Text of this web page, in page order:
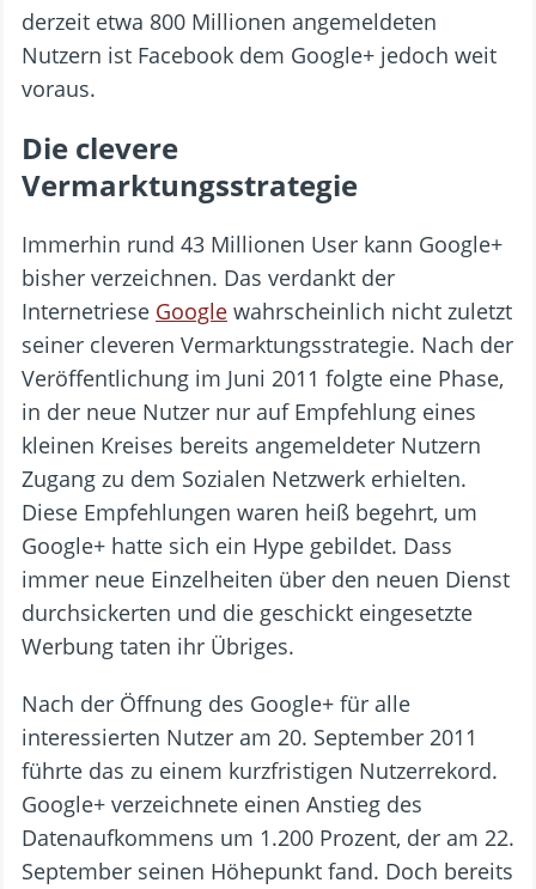
derzeit etwa 800 Millionen angemeldeten
Nutzern ist Facebook dem Google+ jedoch weit
voraus.
Die clevere
Vermarktungsstrategie
Immerhin rund 43 Millionen User kann Google+
bisher verzeichnen. Das verdankt der
Internetriese Google wahrscheinlich nicht zuletzt
seiner cleveren Vermarktungsstrategie. Nach der
Veröffentlichung im Juni 2011 folgte eine Phase,
in der neue Nutzer nur auf Empfehlung eines
kleinen Kreises bereits angemeldeter Nutzern
Zugang zu dem Sozialen Netzwerk erhielten.
Diese Empfehlungen waren heiß begehrt, um
Google+ hatte sich ein Hype gebildet. Dass
immer neue Einzelheiten über den neuen Dienst
durchsickerten und die geschickt eingesetzte
Werbung taten ihr Übriges.
Nach der Öffnung des Google+ für alle
interessierten Nutzer am 20. September 2011
führte das zu einem kurzfristigen Nutzerrekord.
Google+ verzeichnete einen Anstieg des
Datenaufkommens um 1.200 Prozent, der am 22.
September seinen Höhepunkt fand. Doch bereits